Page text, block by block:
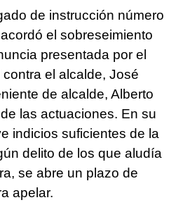
de instrucción número
el sobreseimiento
presentada por el
el alcalde, José
de alcalde, Alberto
las actuaciones. En su
indicios suficientes de la
delito de los que aludía
se abre un plazo de
apelar.